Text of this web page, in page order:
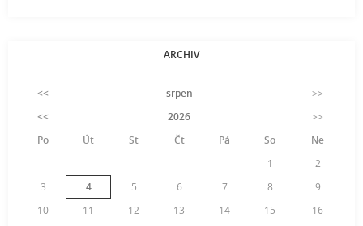
ARCHIV
<< srpen
>>
<<
2026
>>
Po
Út St Čt Pá So
Ne
1
2
3
4 5 6 7 8
9
10
11 12 13 14 15
16